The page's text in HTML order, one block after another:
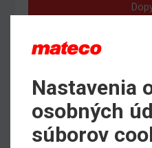
Max. výška zdvihu
2.00 m
Min. nosnosť
454 kg
Nastavenia
osobných
súborov